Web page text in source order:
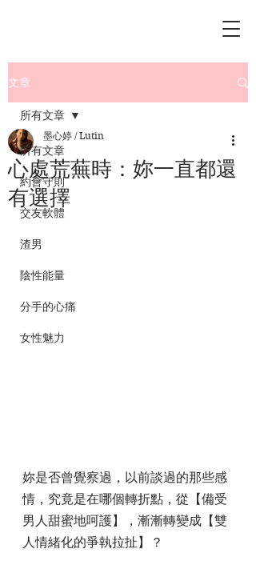
文章
所有文章
約會守則
交友軟體
渣男
陰性能量
分手的心痛
女性魅力
所有文章
心處荒蕪時：妳一直都還
有選擇
墨心婷 / Lutin
妳是否曾覺察過，以前談過的那些感
情，究竟是在哪個轉折點，從【備受
男人甜蜜地呵護】，漸漸轉變成【雙
人情緒化的爭執拉扯】？